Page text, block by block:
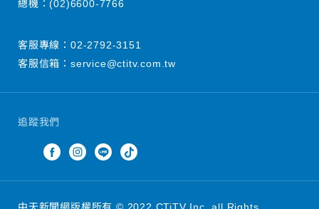
追蹤我們
總機：(02)6600-7766
客服專線： 02-2792-3151
客服信箱： service@ctitv.com.tw